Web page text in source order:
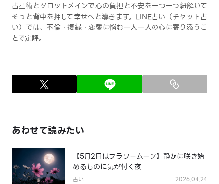
占星術とタロットメインで心の負担と不安を一つ一つ紐解いて
そっと背中を押して幸せへと導きます。LINE占い（チャット占
い）では、不倫・復縁・恋愛に悩む一人一人の心に寄り添うこ
とで定評。
あわせて読みたい
【5月2日はフラワームーン】静かに咲き始
めるものに気が付く夜
占い 2026.04.24